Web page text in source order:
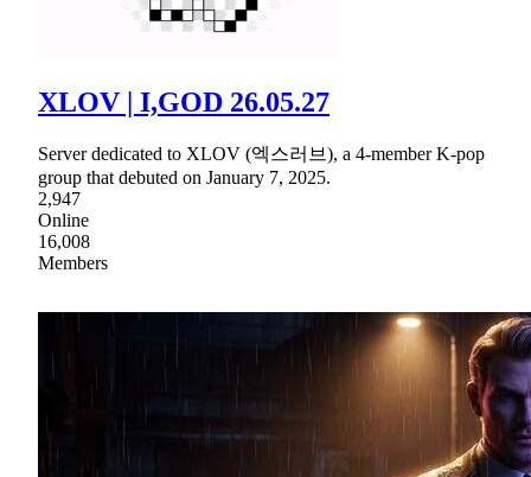
XLOV | I,GOD 26.05.27
Server dedicated to XLOV (엑스러브), a 4-member K-pop
group that debuted on January 7, 2025.
2,947
Online
16,008
Members